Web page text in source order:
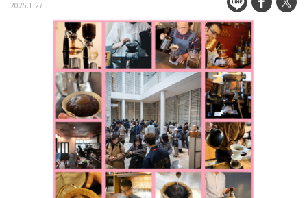
2025.1.27